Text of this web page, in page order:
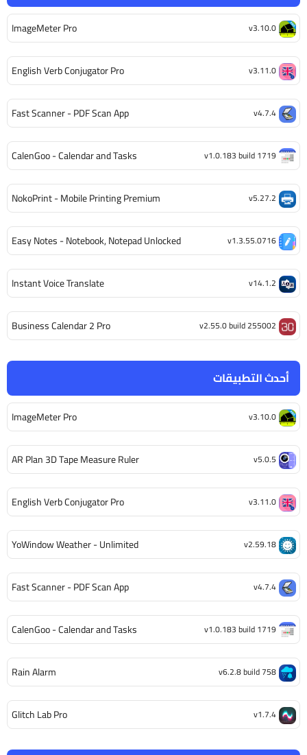
أحدث التطبيقات
ImageMeter Pro v3.10.0
AR Plan 3D Tape Measure Ruler v5.0.5
English Verb Conjugator Pro v3.11.0
YoWindow Weather - Unlimited v2.59.18
Fast Scanner - PDF Scan App v4.7.4
CalenGoo - Calendar and Tasks v1.0.183 build 1719
Rain Alarm v6.2.8 build 758
Glitch Lab Pro v1.7.4
ImageMeter Pro v3.10.0
English Verb Conjugator Pro v3.11.0
Fast Scanner - PDF Scan App v4.7.4
CalenGoo - Calendar and Tasks v1.0.183 build 1719
NokoPrint - Mobile Printing Premium v5.27.2
Easy Notes - Notebook, Notepad Unlocked v1.3.55.0716
Instant Voice Translate v14.1.2
Business Calendar 2 Pro v2.55.0 build 255002